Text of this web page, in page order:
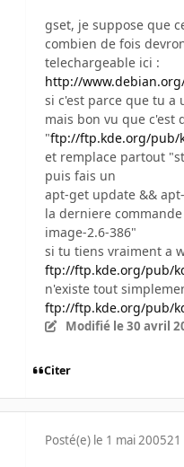
gset, je suppose que
combien de fois
telechargeable ici :
http://
si c'est parce que tu a
mais bon vu que c'est
"ftp://ftp.kde.org/pub/
et remplace partout
puis fais un
apt-get update &&
la derniere
image-2.6-386"
si tu tiens vraiment a
ftp://ftp.kde.org/pub/
n'existe tout
ftp://ftp.kde.org/pub/
Modifié le 30 avril
Citer
Posté(e) le 1 mai 200521